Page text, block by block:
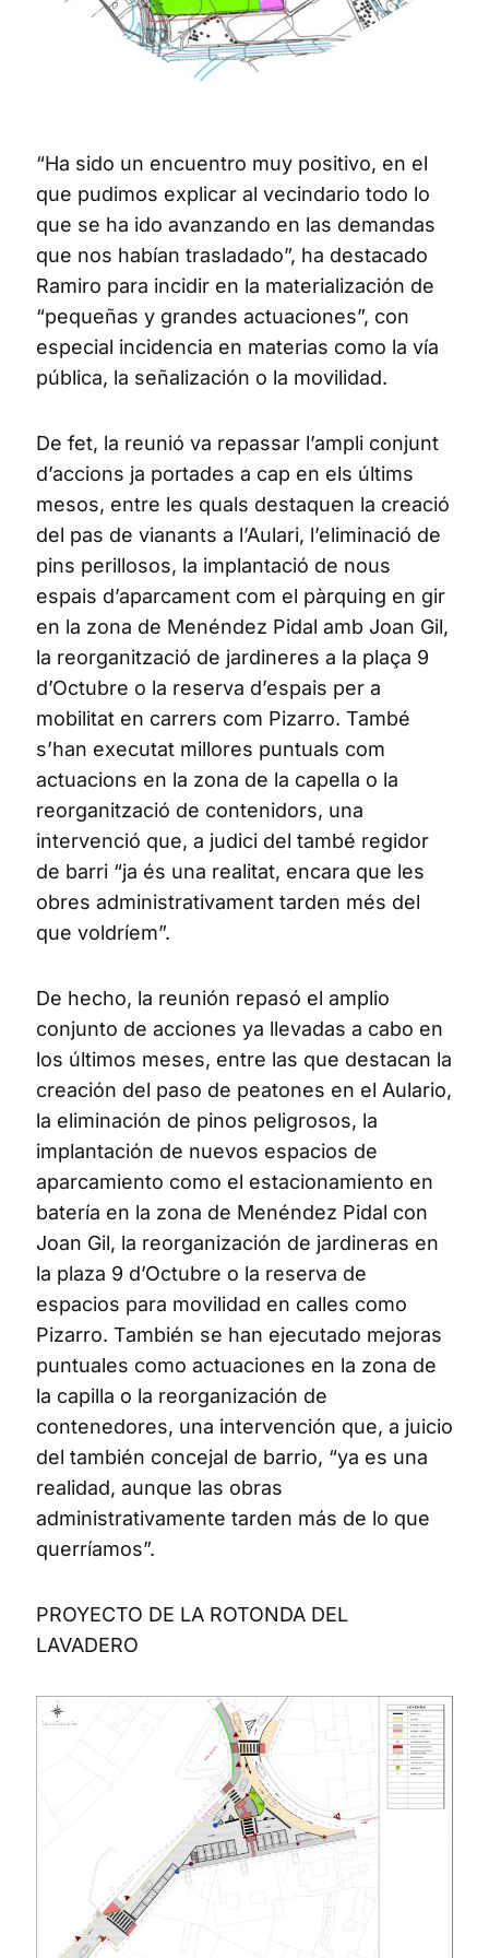
“Ha sido un encuentro muy positivo, en el
que pudimos explicar al vecindario todo lo
que se ha ido avanzando en las demandas
que nos habían trasladado”, ha destacado
Ramiro para incidir en la materialización de
“pequeñas y grandes actuaciones”, con
especial incidencia en materias como la vía
pública, la señalización o la movilidad.
De fet, la reunió va repassar l’ampli conjunt
d’accions ja portades a cap en els últims
mesos, entre les quals destaquen la creació
del pas de vianants a l’Aulari, l’eliminació de
pins perillosos, la implantació de nous
espais d’aparcament com el pàrquing en gir
en la zona de Menéndez Pidal amb Joan Gil,
la reorganització de jardineres a la plaça 9
d’Octubre o la reserva d’espais per a
mobilitat en carrers com Pizarro. També
s’han executat millores puntuals com
actuacions en la zona de la capella o la
reorganització de contenidors, una
intervenció que, a judici del també regidor
de barri “ja és una realitat, encara que les
obres administrativament tarden més del
que voldríem”.
De hecho, la reunión repasó el amplio
conjunto de acciones ya llevadas a cabo en
los últimos meses, entre las que destacan la
creación del paso de peatones en el Aulario,
la eliminación de pinos peligrosos, la
implantación de nuevos espacios de
aparcamiento como el estacionamiento en
batería en la zona de Menéndez Pidal con
Joan Gil, la reorganización de jardineras en
la plaza 9 d’Octubre o la reserva de
espacios para movilidad en calles como
Pizarro. También se han ejecutado mejoras
puntuales como actuaciones en la zona de
la capilla o la reorganización de
contenedores, una intervención que, a juicio
del también concejal de barrio, “ya es una
realidad, aunque las obras
administrativamente tarden más de lo que
querríamos”.
PROYECTO DE LA ROTONDA DEL
LAVADERO